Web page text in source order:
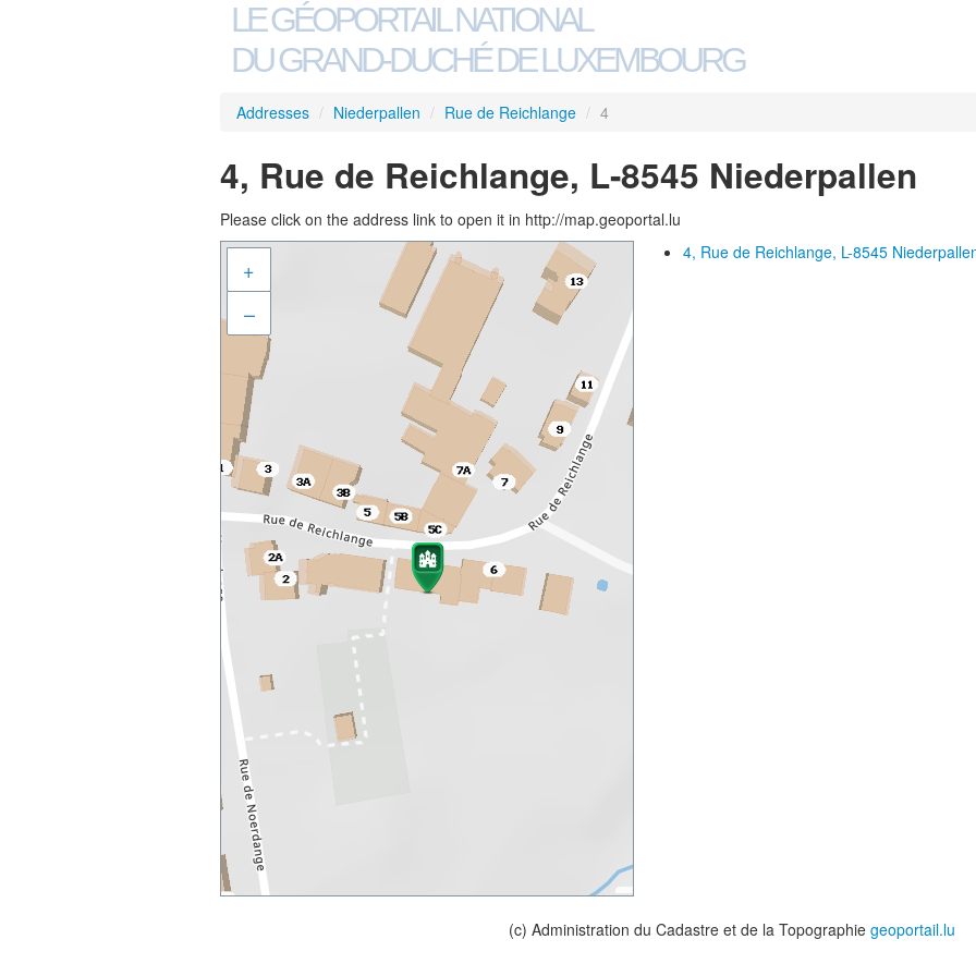
LE GÉOPORTAIL NATIONAL
DU GRAND-DUCHÉ DE LUXEMBOURG
Addresses / Niederpallen / Rue de Reichlange / 4
4, Rue de Reichlange, L-8545 Niederpallen
Please click on the address link to open it in http://map.geoportal.lu
+
–
4, Rue de Reichlange, L-8545
(c) Administration du Cadastre et de la Topographie geoportail.lu